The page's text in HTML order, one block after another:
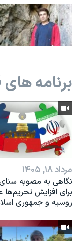
نرگس محمدی برنده
همایش
سفر پرزیدنت ترامپ
برنامه های
مرداد ۱۸, ۱۴۰۵
نگاهی به مصوبه سنای
برای افزایش تحریم‌ها
روسیه و جمهوری